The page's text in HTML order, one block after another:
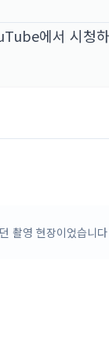
에서 시청
촬영 현장이었습니다